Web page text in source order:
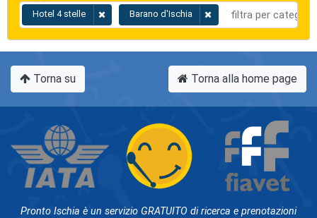
Hotel 4 stelle Barano d'Ischia
Torna su Torna alla home page
Pronto Ischia è un servizio GRATUITO di ricerca e prenotazioni